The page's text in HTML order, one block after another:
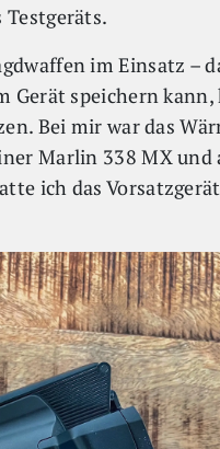
Testgeräts.
im Einsatz –
speichern kann,
Bei mir war das
Marlin 338 MX und
ich das